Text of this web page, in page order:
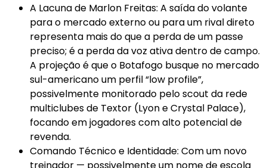
A Lacuna de Marlon Freitas: A saída do volante
para o mercado externo ou para um rival direto
representa mais do que a perda de um passe
preciso; é a perda da voz ativa dentro de campo.
A projeção é que o Botafogo busque no mercado
sul-americano um perfil “low profile”,
possivelmente monitorado pelo scout da rede
multiclubes de Textor (Lyon e Crystal Palace),
focando em jogadores com alto potencial de
revenda.
Comando Técnico e Identidade: Com um novo
treinador — possivelmente um nome de escola